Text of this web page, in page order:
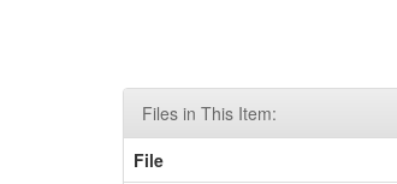
Files in This Item:
File